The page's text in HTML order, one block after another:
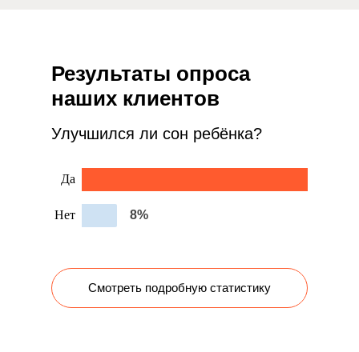
Улучшился ли сон ребёнка?
Смотреть подробную статистику
Результаты опроса
наших клиентов